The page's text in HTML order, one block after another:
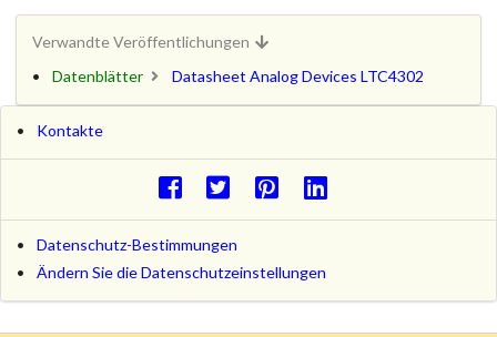
Verwandte Veröffentlichungen
Datenblätter
Datasheet Analog Devices LTC4302
Kontakte
Datenschutz-Bestimmungen
Ändern Sie die Datenschutzeinstellungen